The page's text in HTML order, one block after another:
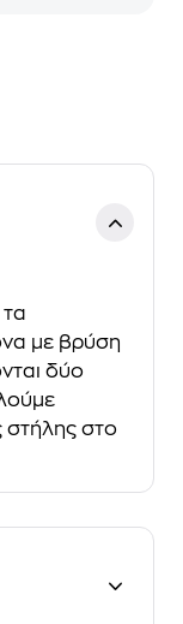
με βρύση
δύο
στήλης στο